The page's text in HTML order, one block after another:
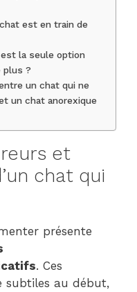
est en train de
la seule option
plus ?
un chat qui ne
un chat anorexique
et
chat qui
présente
. Ces
subtiles au début,